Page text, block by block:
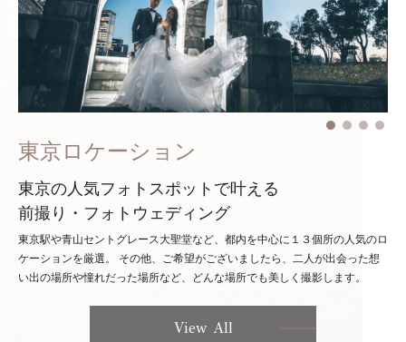
東京ロケーション
東京の人気フォトスポットで叶える
前撮り・フォトウェディング
東京駅や青山セントグレース大聖堂など、都内を中心に１３個所の人気のロ
ケーションを厳選。 その他、ご希望がございましたら、二人が出会った想
い出の場所や憧れだった場所など、どんな場所でも美しく撮影します。
View All